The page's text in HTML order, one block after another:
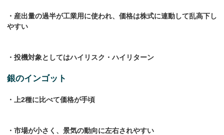
・産出量の過半が工業用に使われ、価格は株式に連動して乱高下し
やすい
・投機対象としてはハイリスク・ハイリターン
銀のインゴット
・上2種に比べて価格が手頃
・市場が小さく、景気の動向に左右されやすい